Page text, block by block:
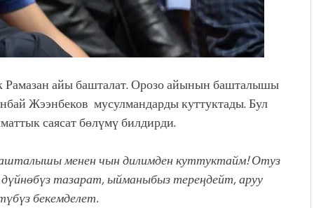
айы башталат. Орозо айынын башталышы
Жээнбеков мусулмандарды куттуктады. Бул
саясат бөлүмү билдирди.
менен чын дилимден куттуктайм! Отуз
тазарат, ыйманыбыз тереңдейт, аруу
бекемделет.